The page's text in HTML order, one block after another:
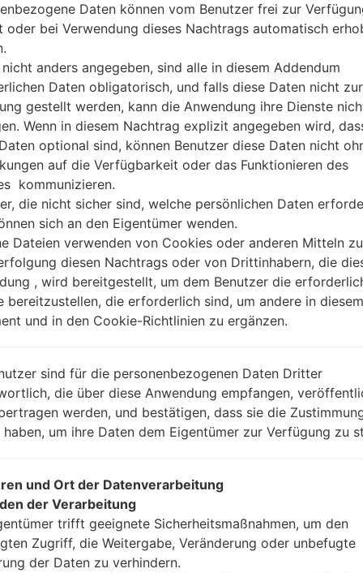
Daten können vom Benutzer frei zur
oder bei Verwendung dieses Nachtrags automatisch
anders angegeben, sind alle in diesem Addendum
Daten obligatorisch, und falls diese Daten nicht zur
gestellt werden, kann die Anwendung ihre Dienste
Wenn in diesem Nachtrag explizit angegeben wird,
optional sind, können Benutzer diese Daten nicht
auf die Verfügbarkeit oder das Funktionieren des
kommunizieren.
die nicht sicher sind, welche persönlichen Daten
sich an den Eigentümer wenden.
Dateien verwenden von Cookies oder anderen Mitteln
diesen Nachtrags oder von Drittinhabern, die
, wird bereitgestellt, um dem Benutzer die
bereitzustellen, die erforderlich sind, um andere in diesem
und in den Cookie-Richtlinien zu ergänzen.
sind für die personenbezogenen Daten Dritter
die über diese Anwendung empfangen,
werden, und bestätigen, dass sie die
um ihre Daten dem Eigentümer zur Verfügung zu
und Ort der Datenverarbeitung
der Verarbeitung
trifft geeignete Sicherheitsmaßnahmen, um den
Zugriff, die Weitergabe, Veränderung oder unbefugte
der Daten zu verhindern.